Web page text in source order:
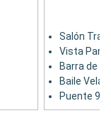
Salón
Vista
Barra de
Baile
Puente 9